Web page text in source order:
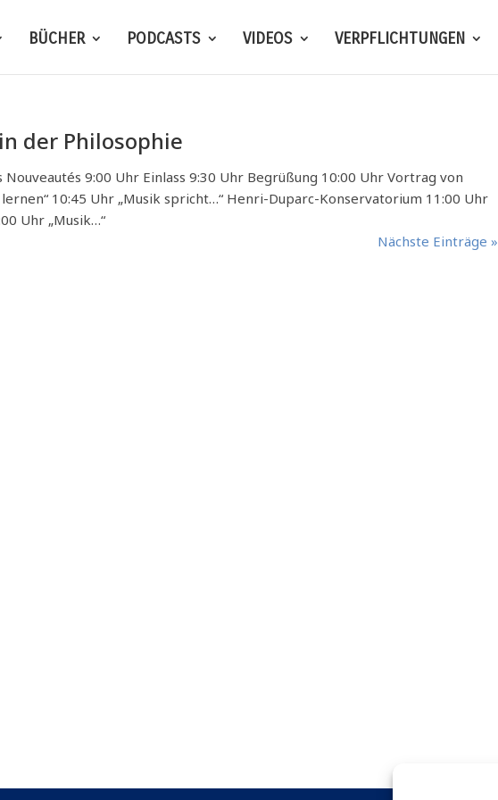
BÜCHER PODCASTS VIDEOS VERPFLICHTUNGEN
in der Philosophie
Nouveautés 9:00 Uhr Einlass 9:30 Uhr Begrüßung 10:00 Uhr Vortrag von
10:45 Uhr „Musik spricht…“ Henri-Duparc-Konservatorium 11:00 Uhr
Uhr „Musik…“
Nächste Einträge »